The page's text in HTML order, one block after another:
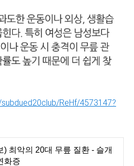
ReHf/4573147?
) 최악의 20대 무릎 질환 - 슬개
화증